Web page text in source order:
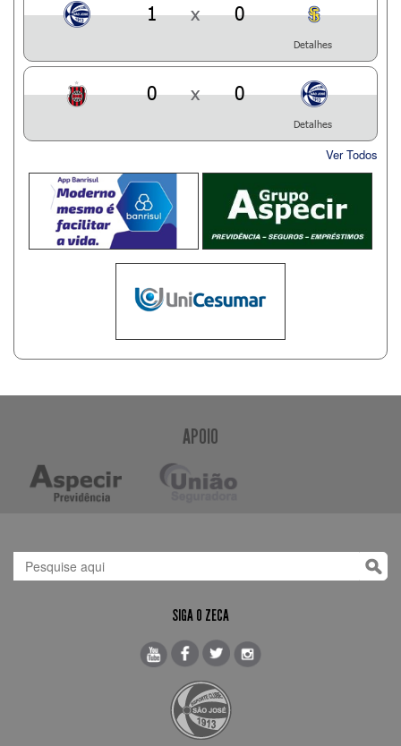
1 x 0
Detalhes
0 x 0
Detalhes
Ver Todos
APOIO
SIGA O ZECA